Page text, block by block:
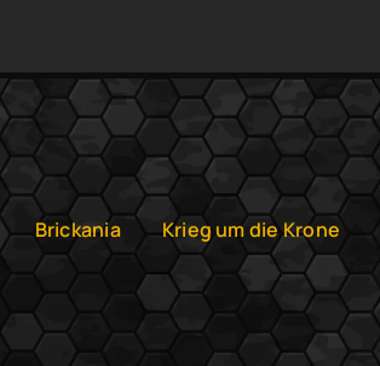
Brickania Krieg um die Krone